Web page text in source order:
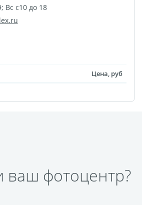
Вс с10 до 18
Цена, руб
фотоцентр?